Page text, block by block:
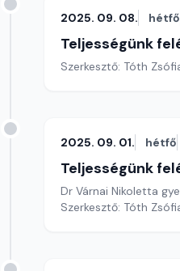
2025. 09. 08. hétfő
Teljességünk
Szerkesztő: Tóth
2025. 09. 01. hétfő
Teljességünk
Dr Várnai Nikoletta
Szerkesztő: Tóth